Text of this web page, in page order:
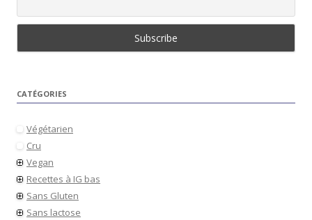
CATÉGORIES
Végétarien
Cru
Vegan
Recettes à IG bas
Sans Gluten
Sans lactose